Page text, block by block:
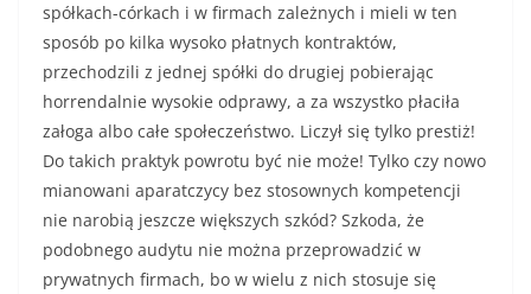
spółkach-córkach i w firmach zależnych i mieli w ten
sposób po kilka wysoko płatnych kontraktów,
przechodzili z jednej spółki do drugiej pobierając
horrendalnie wysokie odprawy, a za wszystko płaciła
załoga albo całe społeczeństwo. Liczył się tylko prestiż!
Do takich praktyk powrotu być nie może! Tylko czy nowo
mianowani aparatczycy bez stosownych kompetencji
nie narobią jeszcze większych szkód? Szkoda, że
podobnego audytu nie można przeprowadzić w
prywatnych firmach, bo w wielu z nich stosuje się